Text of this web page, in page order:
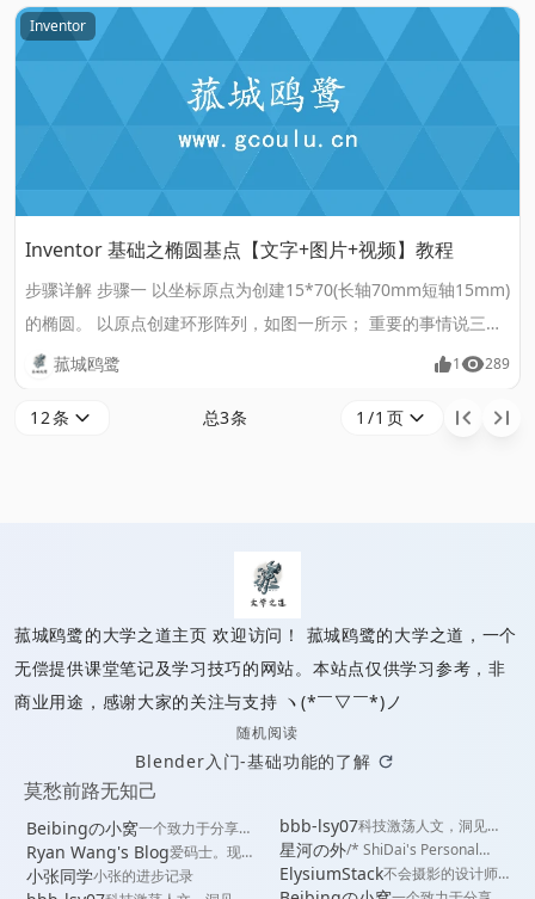
Inventor
Inventor 基础之椭圆基点【文字+图片+视频】教程
步骤详解 步骤一 以坐标原点为创建15*70(长轴70mm短轴15mm)
的椭圆。 以原点创建环形阵列，如图一所示； 重要的事情说三遍
（去除关联！去除关联！！去除关联！！！） 步骤二 以坐标原点
菜单有）
菰城鸥鹭 1 289
12条 总3条 1/1页
菰城鸥鹭的大学之道主页 欢迎访问！ 菰城鸥鹭的大学之道，一个
无偿提供课堂笔记及学习技巧的网站。本站点仅供学习参考，非
商业用途，感谢大家的关注与支持 ヽ(*￣▽￣*)ノ
随机阅读
Blender入门-基础功能的了解
莫愁前路无知己
Beibingの小窝一个致力于分享有
趣内容的青少年博
客
Ryan Wang's Blog爱码士。现任
Halo 开源团
队首席打杂
小张同学小张的进步记录
bbb-lsy07科技激荡人文，洞见智
慧本真。
星河の外/* ShiDai's Personal
Blog */
ElysiumStack不会摄影的设计师
不是优秀的旅行家
已链接至主星
PROTOCOL: GALAXY-X9
菰城鸥鹭的大学之道
菰城鸥鹭的大学之道